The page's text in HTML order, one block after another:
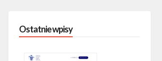
Ostatnie wpisy